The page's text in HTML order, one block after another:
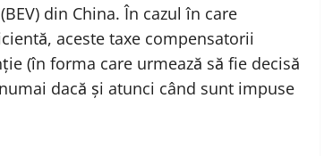
din China. În cazul în care
aceste taxe compensatorii
(în forma care urmează să fie decisă
dacă și atunci când sunt impuse